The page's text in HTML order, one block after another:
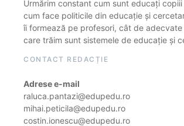
Urmărim constant cum sunt educați
cum face politicile din educație și
îi formează pe profesori, cât de adecvate
care trăim sunt sistemele de educație și
CONTACT REDACȚIE
Adrese e-mail
raluca.pantazi@edupedu.ro
mihai.peticila@edupedu.ro
costin.ionescu@edupedu.ro